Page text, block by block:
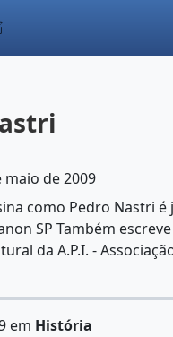
de 2009
como Pedro Nastri
SP Também
da A.P.I. -
em História